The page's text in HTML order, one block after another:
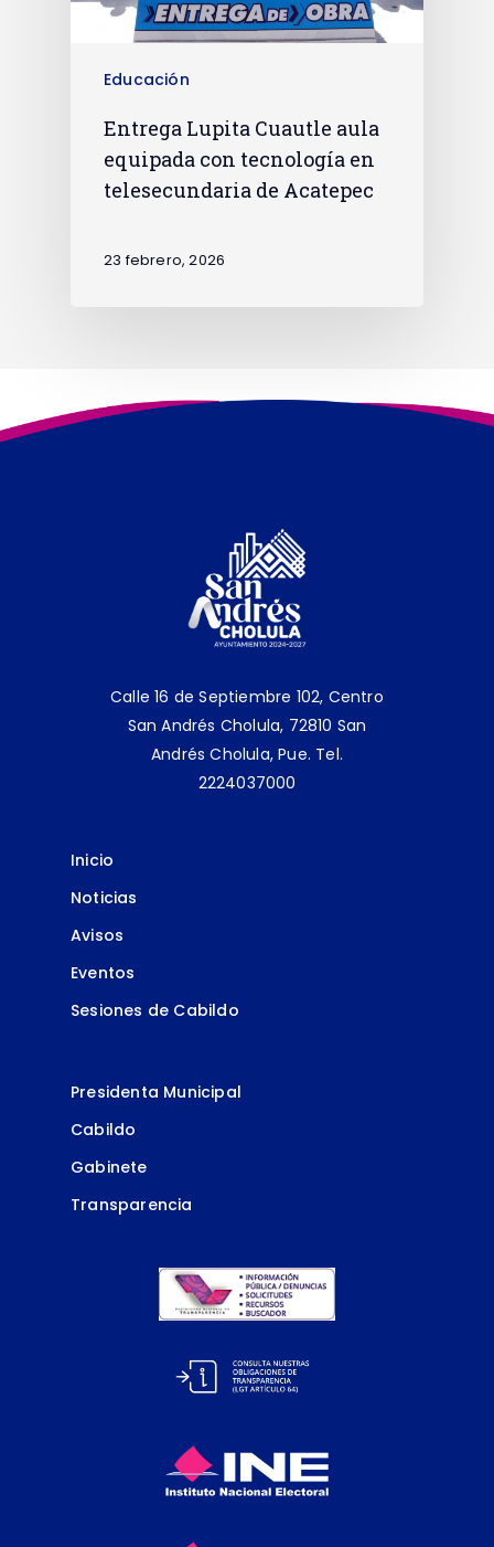
Educación
Entrega Lupita Cuautle aula
equipada con tecnología en
telesecundaria de Acatepec
23 febrero, 2026
Calle 16 de Septiembre 102, Centro
San Andrés Cholula, 72810 San
Andrés Cholula, Pue. Tel.
2224037000
Inicio
Noticias
Avisos
Eventos
Sesiones de Cabildo
Presidenta Municipal
Cabildo
Gabinete
Transparencia